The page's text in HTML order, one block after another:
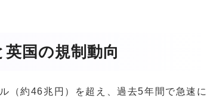
国の規制動向
（約46兆円）を超え、過去5年間で急速に